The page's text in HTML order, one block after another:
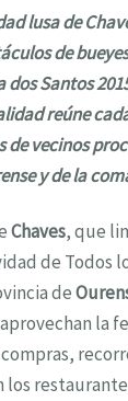
lusa de
de
dos Santos
reúne
de vecinos
y de la
Chaves, que
de Todos
de
la
los